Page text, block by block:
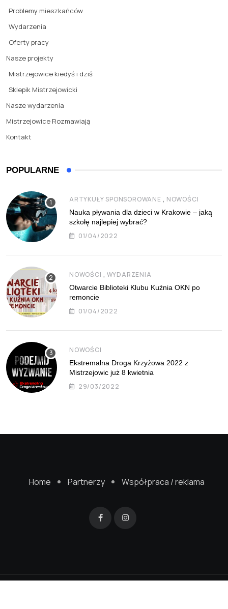
Problemy mieszkańców
Wydarzenia
Oferty pracy
Nasze projekty
Mistrzejowice kiedyś i dziś
Sklepik Mistrzejowicki
Nasze wydarzenia
Mistrzejowice Rozmawiają
Kontakt
POPULARNE
ARTYKUŁY SPONSOROWANE , NOWOŚCI
Nauka pływania dla dzieci w Krakowie – jaką
szkołę najlepiej wybrać?
01/04/2022
NOWOŚCI , WYDARZENIA
Otwarcie Biblioteki Klubu Kuźnia OKN po
remoncie
01/04/2022
NOWOŚCI
Ekstremalna Droga Krzyżowa 2022 z
Mistrzejowic już 8 kwietnia
29/03/2022
Home Partnerzy Współpraca / reklama